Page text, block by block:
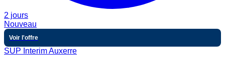
2 jours
Nouveau
Voir l'offre
SUP Interim Auxerre